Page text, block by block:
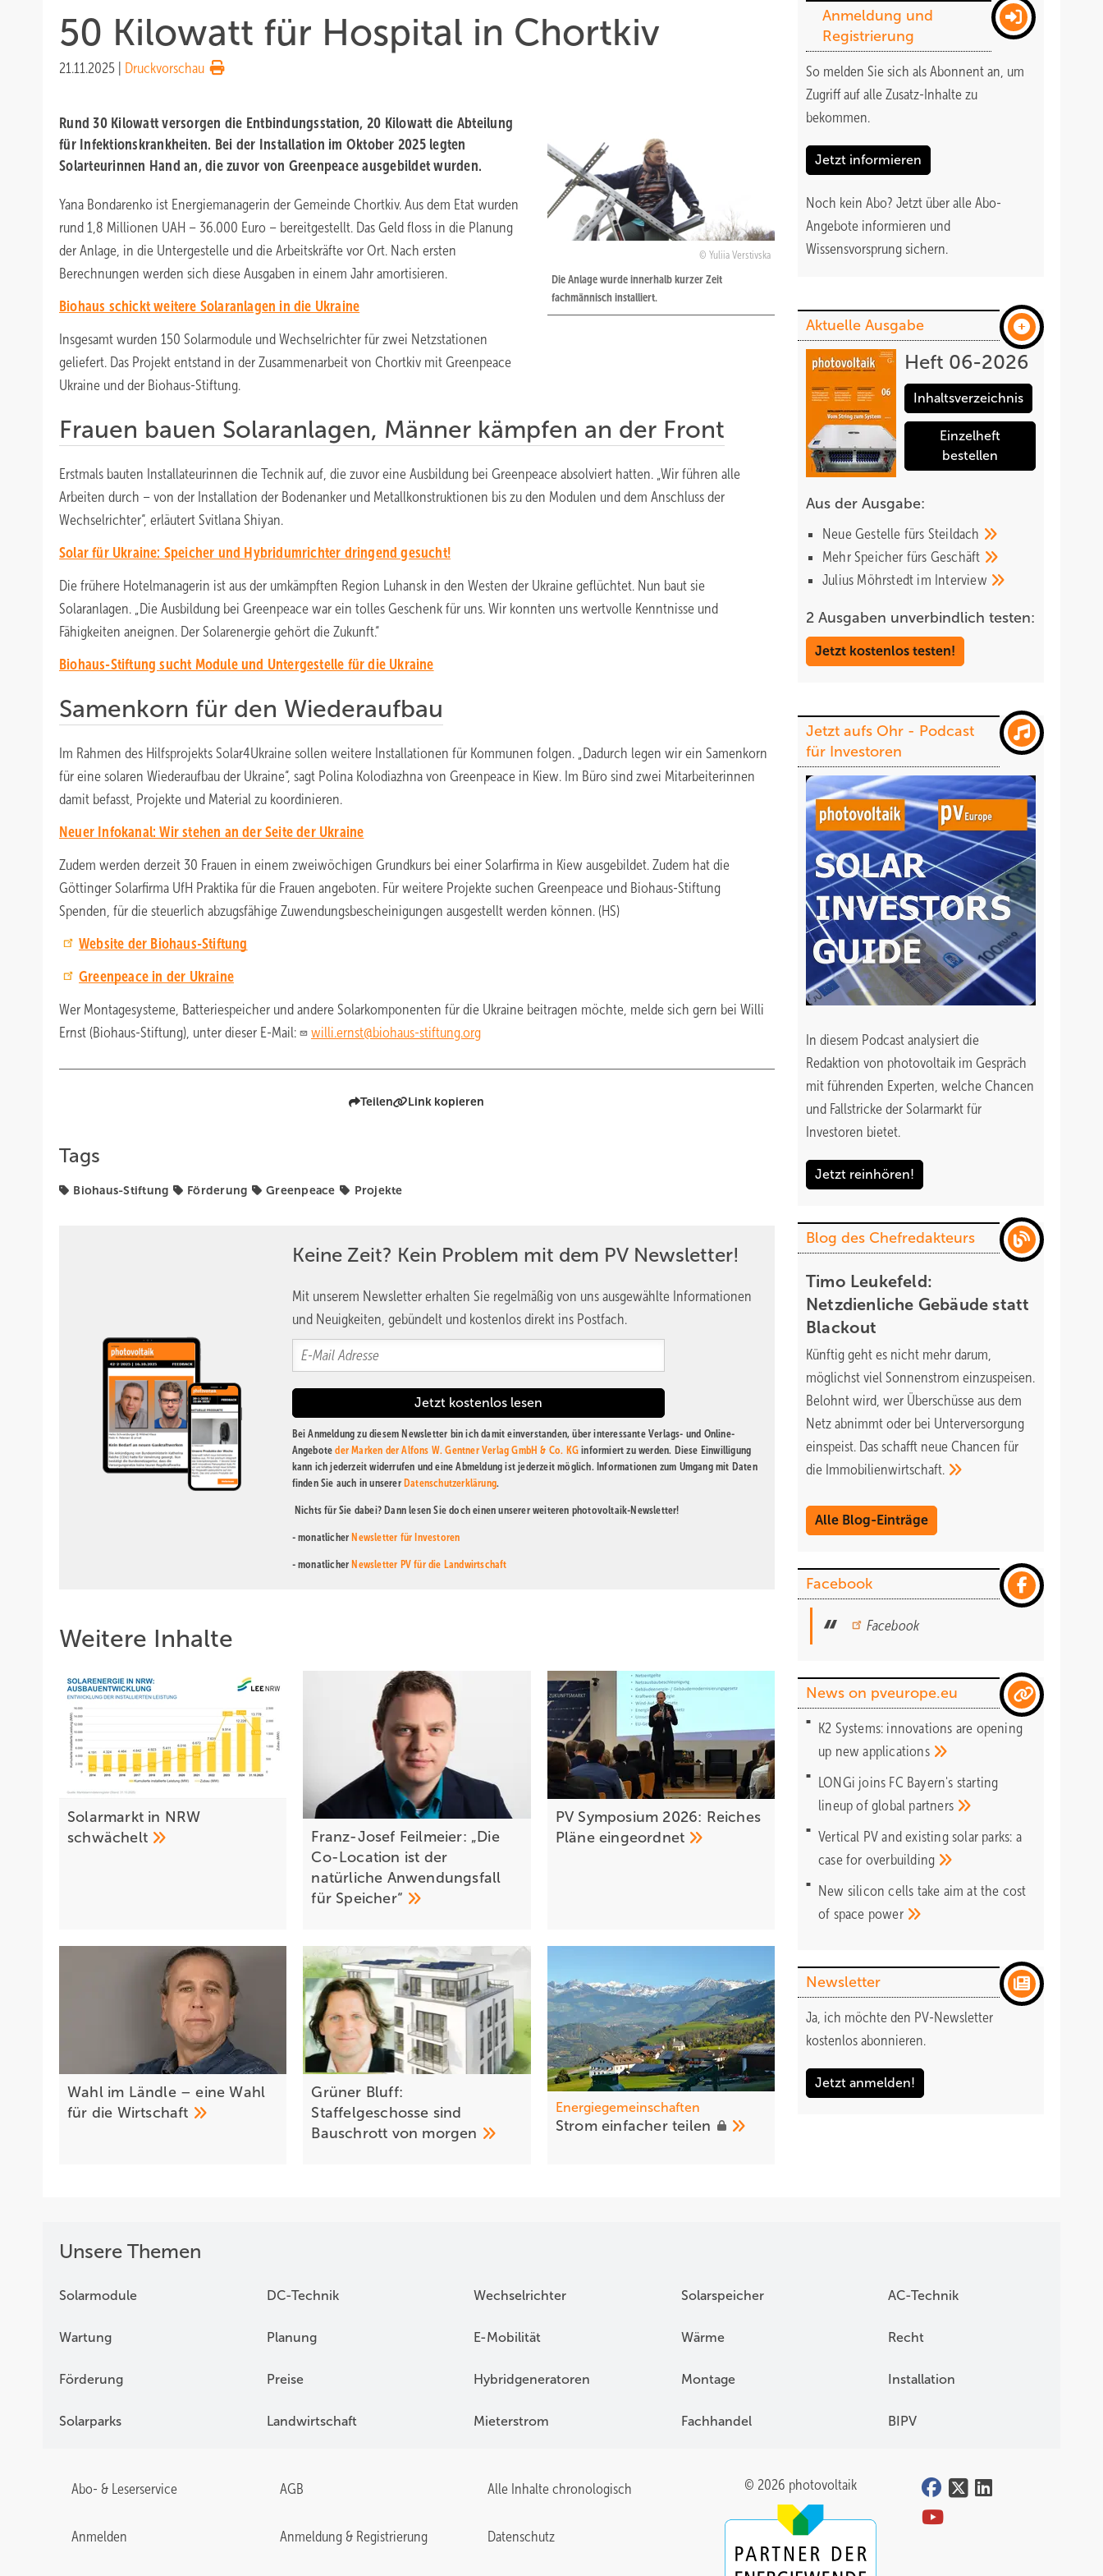
50 Kilowatt für Hospital in Chortkiv
21.11.2025 Druckvorschau
Yuliia Verstivska
Die Anlage wurde innerhalb kurzer Zeit
fachmännisch installiert.
Rund 30 Kilowatt versorgen die Entbindungsstation, 20 Kilowatt die Abteilung
für Infektionskrankheiten. Bei der Installation im Oktober 2025 legten
Solarteurinnen Hand an, die zuvor von Greenpeace ausgebildet wurden.
Yana Bondarenko ist Energiemanagerin der Gemeinde Chortkiv. Aus dem Etat wurden
rund 1,8 Millionen UAH – 36.000 Euro – bereitgestellt. Das Geld floss in die Planung
der Anlage, in die Untergestelle und die Arbeitskräfte vor Ort. Nach ersten
Berechnungen werden sich diese Ausgaben in einem Jahr amortisieren.
Biohaus schickt weitere Solaranlagen in die Ukraine
Insgesamt wurden 150 Solarmodule und Wechselrichter für zwei Netzstationen
geliefert. Das Projekt entstand in der Zusammenarbeit von Chortkiv mit Greenpeace
Ukraine und der Biohaus-Stiftung.
Frauen bauen Solaranlagen, Männer kämpfen an der Front
Erstmals bauten Installateurinnen die Technik auf, die zuvor eine Ausbildung bei Greenpeace absolviert hatten. „Wir führen alle
Arbeiten durch – von der Installation der Bodenanker und Metallkonstruktionen bis zu den Modulen und dem Anschluss der
Wechselrichter“, erläutert Svitlana Shiyan.
Solar für Ukraine: Speicher und Hybridumrichter dringend gesucht!
Die frühere Hotelmanagerin ist aus der umkämpften Region Luhansk in den Westen der Ukraine geflüchtet. Nun baut sie
Solaranlagen. „Die Ausbildung bei Greenpeace war ein tolles Geschenk für uns. Wir konnten uns wertvolle Kenntnisse und
Fähigkeiten aneignen. Der Solarenergie gehört die Zukunft.“
Biohaus-Stiftung sucht Module und Untergestelle für die Ukraine
Samenkorn für den Wiederaufbau
Im Rahmen des Hilfsprojekts Solar4Ukraine sollen weitere Installationen für Kommunen folgen. „Dadurch legen wir ein Samenkorn
für eine solaren Wiederaufbau der Ukraine“, sagt Polina Kolodiazhna von Greenpeace in Kiew. Im Büro sind zwei Mitarbeiterinnen
damit befasst, Projekte und Material zu koordinieren.
Neuer Infokanal: Wir stehen an der Seite der Ukraine
Zudem werden derzeit 30 Frauen in einem zweiwöchigen Grundkurs bei einer Solarfirma in Kiew ausgebildet. Zudem hat die
Göttinger Solarfirma UfH Praktika für die Frauen angeboten. Für weitere Projekte suchen Greenpeace und Biohaus-Stiftung
Spenden, für die steuerlich abzugsfähige Zuwendungsbescheinigungen ausgestellt werden können. (HS)
Website der Biohaus-Stiftung
Greenpeace in der Ukraine
Wer Montagesysteme, Batteriespeicher und andere Solarkomponenten für die Ukraine beitragen möchte, melde sich gern bei Willi
Ernst (Biohaus-Stiftung), unter dieser E-Mail:
willi.ernst@biohaus-stiftung.org
Teilen Link kopieren
Tags
Biohaus-Stiftung Förderung Greenpeace Projekte
Keine Zeit? Kein Problem mit dem PV Newsletter!
Mit unserem Newsletter erhalten Sie regelmäßig von uns ausgewählte Informationen
und Neuigkeiten, gebündelt und kostenlos direkt ins Postfach.
Bei Anmeldung zu diesem Newsletter bin ich damit einverstanden, über interessante Verlags- und Online-
Angeboteder Marken der Alfons W. Gentner Verlag GmbH & Co. KG informiert zu werden. Diese Einwilligung
kann ich jederzeit widerrufen und eine Abmeldung ist jederzeit möglich. Informationen zum Umgang mit Daten
finden Sie auch in unserer Datenschutzerklärung.
Nichts für Sie dabei? Dann lesen Sie doch einen unserer weiteren photovoltaik-Newsletter!
- monatlicher Newsletter für Investoren
- monatlicher Newsletter PV für die Landwirtschaft
Weitere Inhalte
Solarmarkt in NRW
schwächelt
Franz-Josef Feilmeier: „Die
Co-Location ist der
natürliche Anwendungsfall
für Speicher“
PV Symposium 2026: Reiches
Pläneeingeordnet
Wahl im Ländle – eine Wahl
für die Wirtschaft
Grüner Bluff:
Staffelgeschosse sind
Bauschrott von morgen
Energiegemeinschaften
St rom einfa cherteilen
Anmeldung und
Registrierung
So melden Sie sich als Abonnent an, um
Zugriff auf alle Zusatz-Inhalte zu
bekommen.
Jetzt informieren
Noch kein Abo? Jetzt über alle Abo-
Angebote informieren und
Wissensvorsprung sichern.
Aktuelle Ausgabe
Heft 06-2026
Inhaltsverzeichnis
Einzelheft
bestellen
Aus der Ausgabe:
Neue Gestelle fürs Steildach
Mehr Speicher fürs Geschäft
Julius Möhrstedt im Interview
2 Ausgaben unverbindlich testen:
Jetzt kostenlos testen!
Jetzt aufs Ohr - Podcast
für Investoren
In diesem Podcast analysiert die
Redaktion von photovoltaik im Gespräch
mit führenden Experten, welche Chancen
und Fallstricke der Solarmarkt für
Investoren bietet.
Jetzt reinhören!
Blog des Chefredakteurs
Timo Leukefeld:
Netzdienliche Gebäude statt
Blackout
Künftig geht es nicht mehr darum,
möglichst viel Sonnenstrom einzuspeisen.
Belohnt wird, wer Überschüsse aus dem
Netz abnimmt oder bei Unterversorgung
einspeist. Das schafft neue Chancen für
die Immobilienwirtschaft.
Alle Blog-Einträge
Facebook
Facebook
News on pveurope.eu
K2 Systems: innovations are opening
up newapplications
LONGi joins FC Bayern's starting
lineup of global partners
Vertical PV and existing solar parks: a
case for overbuilding
New silicon cells take aim at the cost
of space power
Newsletter
Ja, ich möchte den PV-Newsletter
kostenlos abonnieren.
Jetzt anmelden!
Unsere Themen
Solarmodule DC-Technik Wechselrichter Solarspeicher AC-Technik
Wartung Planung E-Mobilität Wärme Recht
Förderung Preise Hybridgeneratoren Montage Installation
Solarparks Landwirtschaft Mieterstrom Fachhandel BIPV
Abo- & Leserservice AGB Alle Inhalte chronologisch
Anmelden Anmeldung & Registrierung Datenschutz
© 2026 photovoltaik